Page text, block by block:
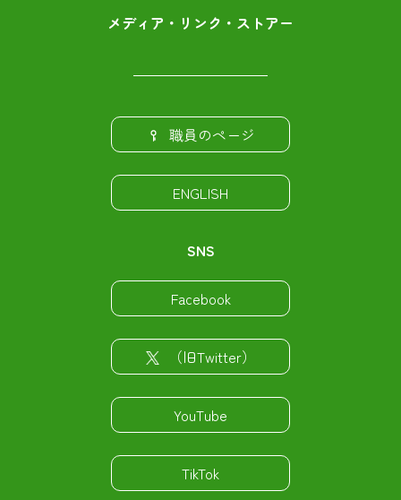
メディア・リンク・ストアー
職員のページ
ENGLISH
SNS
Facebook
（旧Twitter）
YouTube
TikTok